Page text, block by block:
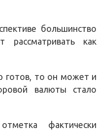
большинство
как
готов, то он может и
валюты стало
фактически